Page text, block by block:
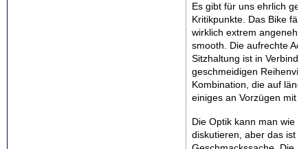
Es gibt für uns ehrlich
Kritikpunkte. Das Bike
wirklich extrem
smooth. Die aufrechte
Sitzhaltung ist in
geschmeidigen
Kombination, die auf
einiges an Vorzügen mit
Die Optik kann man wie
diskutieren, aber das ist